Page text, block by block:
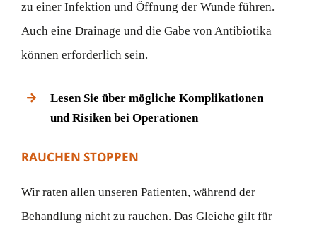
zu einer Infektion und Öffnung der Wunde führen.
Auch eine Drainage und die Gabe von Antibiotika
können erforderlich sein.
Lesen Sie über mögliche Komplikationen
und Risiken bei Operationen
RAUCHEN STOPPEN
Wir raten allen unseren Patienten, während der
Behandlung nicht zu rauchen. Das Gleiche gilt für